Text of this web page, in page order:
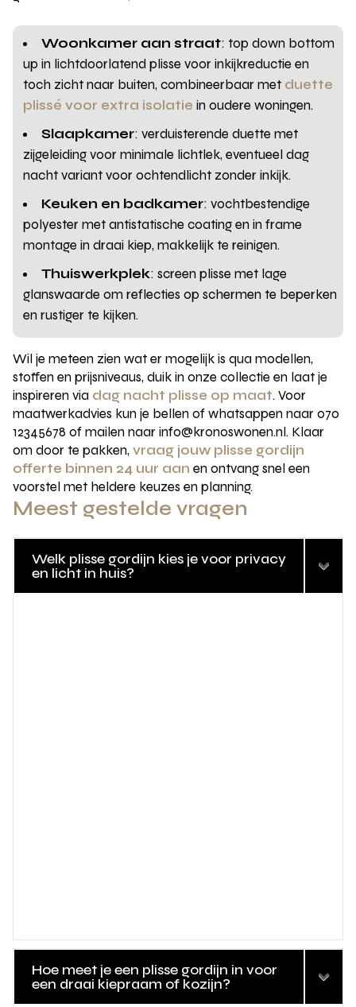
Woonkamer aan straat: top down bottom
up in lichtdoorlatend plisse voor inkijkreductie en
toch zicht naar buiten, combineerbaar met duette
plissé voor extra isolatie in oudere woningen.
Slaapkamer: verduisterende duette met
zijgeleiding voor minimale lichtlek, eventueel dag
nacht variant voor ochtendlicht zonder inkijk.
Keuken en badkamer: vochtbestendige
polyester met antistatische coating en in frame
montage in draai kiep, makkelijk te reinigen.
Thuiswerkplek: screen plisse met lage
glanswaarde om reflecties op schermen te beperken
en rustiger te kijken.
Wil je meteen zien wat er mogelijk is qua modellen,
stoffen en prijsniveaus, duik in onze collectie en laat je
inspireren via dag nacht plisse op maat. Voor
maatwerkadvies kun je bellen of whatsappen naar 070
12345678 of mailen naar info@kronoswonen.nl. Klaar
om door te pakken,vraag jouw plisse gordijn
offerte binnen 24 uur aan en ontvang snel een
voorstel met heldere keuzes en planning.
Meest gestelde vragen
Welk plisse gordijn kies je voor privacy
en licht in huis?
Hoe meet je een plisse gordijn in voor
een draai kiepraam of kozijn?